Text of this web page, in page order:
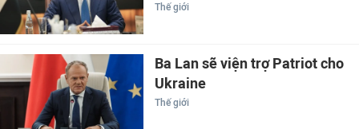
Thế giới
Ba Lan sẽ viện trợ Patriot cho
Ukraine
Thế giới